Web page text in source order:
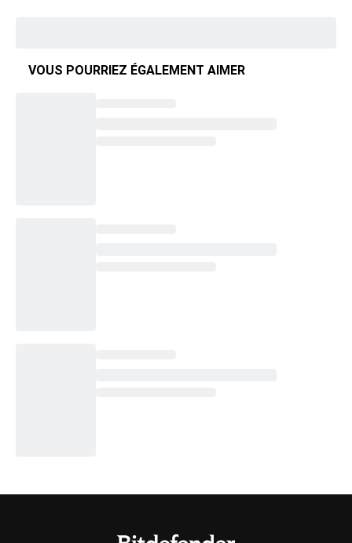
VOUS POURRIEZ ÉGALEMENT AIMER